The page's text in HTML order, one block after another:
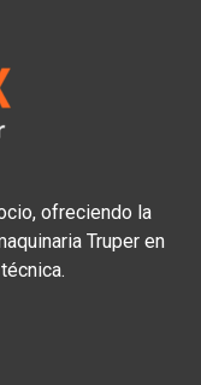
ofreciendo la
Truper en